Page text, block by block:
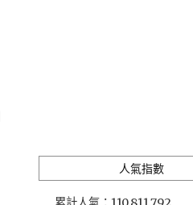
人氣指數